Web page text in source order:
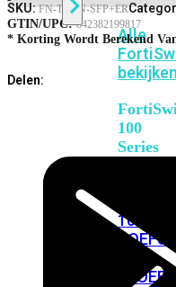
Alle
bekijken
100
Series
108F-
POE
108F-
FPOE
SKU:FN-TRAN-SFP+ER
GTIN/UPC:842382199817
* Korting Wordt Berekend
Delen: